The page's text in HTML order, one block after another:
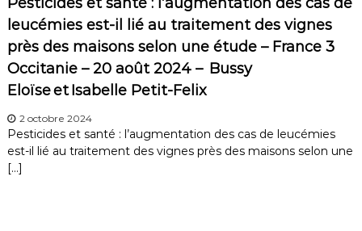
leucémies est-il lié au traitement des vignes
près des maisons selon une étude – France 3
Occitanie – 20 août 2024 – Bussy
Eloïse et Isabelle Petit-Felix
2 octobre 2024
Pesticides et santé : l’augmentation des cas de leucémies
est-il lié au traitement des vignes près des maisons selon une
[…]